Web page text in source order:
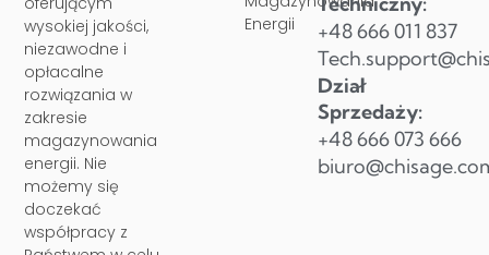
wysokiej jakości,
niezawodne i
opłacalne
rozwiązania w
zakresie
magazynowania
energii. Nie
możemy się
doczekać
współpracy z
Energii
+48 666 011 837
Dział
Sprzedaży:
+48 666 073 666